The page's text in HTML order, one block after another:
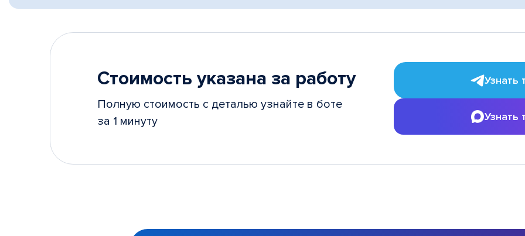
Стоимость указана за работу
Полную стоимость с деталью узнайте в боте
за 1 минуту
Узнать
Узнать